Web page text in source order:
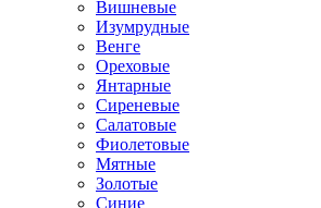
Вишневые
Изумрудные
Венге
Ореховые
Янтарные
Сиреневые
Салатовые
Фиолетовые
Мятные
Золотые
Синие